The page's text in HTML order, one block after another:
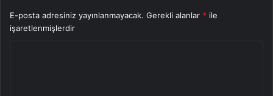
E-posta adresiniz yayınlanmayacak. Gerekli alanlar * ile
işaretlenmişlerdir